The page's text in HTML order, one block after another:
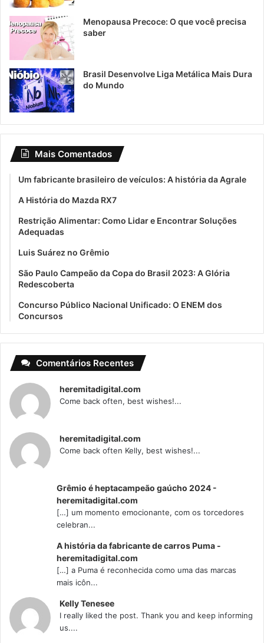
Menopausa Precoce: O que você precisa
saber
Brasil Desenvolve Liga Metálica Mais Dura
do Mundo
Mais Comentados
Um fabricante brasileiro de veículos: A história da Agrale
A História do Mazda RX7
Restrição Alimentar: Como Lidar e Encontrar Soluções
Adequadas
Luis Suárez no Grêmio
São Paulo Campeão da Copa do Brasil 2023: A Glória
Redescoberta
Concurso Público Nacional Unificado: O ENEM dos
Concursos
Comentários Recentes
heremitadigital.com
Come back often, best wishes!...
heremitadigital.com
Come back often Kelly, best wishes!...
Grêmio é heptacampeão gaúcho 2024 -
heremitadigital.com
[…] um momento emocionante, com os torcedores
celebran...
A história da fabricante de carros Puma -
heremitadigital.com
[…] a Puma é reconhecida como uma das marcas
mais icôn...
Kelly Tenesee
I really liked the post. Thank you and keep informing
us....